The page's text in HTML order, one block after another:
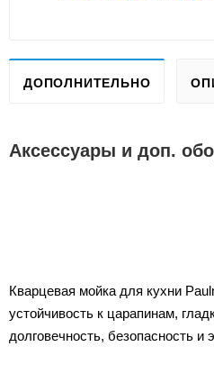
ДОПОЛНИТЕЛЬНО
Аксессуары и доп.
Кварцевая мойка для кухни
устойчивость к царапинам,
долговечность, безопасность и